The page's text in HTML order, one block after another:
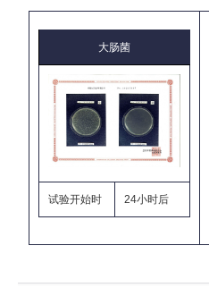
大肠菌
试验开始时 24小时后